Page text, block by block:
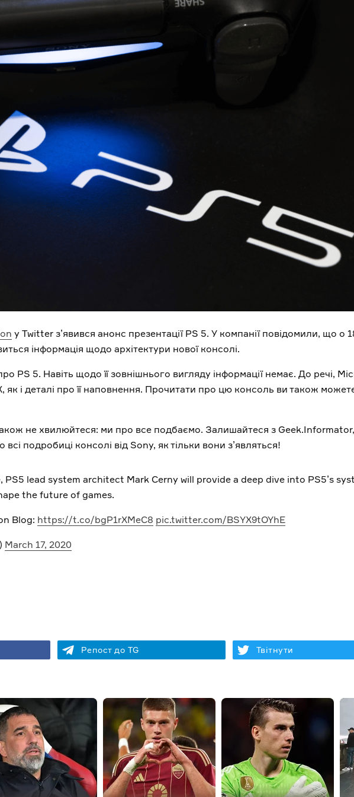
у Twitter з’явився анонс презентації PS 5. У компанії повідомили, що о
інформація щодо архітектури нової консолі.
PS 5. Навіть щодо її зовнішнього вигляду інформації немає. До речі,
як і деталі про її наповнення. Прочитати про цю консоль ви також
не хвилюйтеся: ми про все подбаємо. Залишайтеся з Geek.Informator,
подробиці консолі від Sony, як тільки вони з’являться!
PS5 lead system architect Mark Cerny will provide a deep dive into PS5’s
the future of games.
Blog: https://t.co/bgP1rXMeC8 pic.twitter.com/BSYX9tOYhE
March 17, 2020
Репост до TG Твітнути